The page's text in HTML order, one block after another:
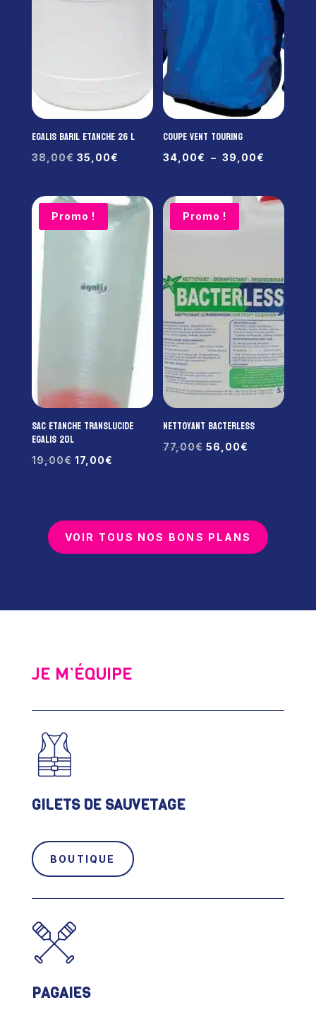
EGALIS Baril Etanche 26 L
38,00€ Le
initial
était :
38,00€.
35,00€
actuel
est :
35,00€.
COUPE VENT TOURING
34,00€ – 39,00€
prix :
34,00€
Promo !
Sac Etanche Translucide
Egalis 20L
19,00€ Le
19,00€.
17,00€
17,00€.
Promo !
Nettoyant BACTERLESS
77,00€ Le
77,00€.
56,00€
56,00€.
VOIR TOUS NOS BONS PLANS
JE M’ÉQUIPE
GILETS DE SAUVETAGE
BOUTIQUE
PAGAIES